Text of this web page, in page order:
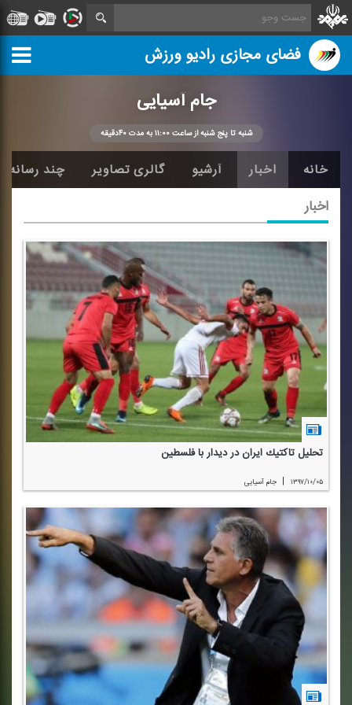
فضای مجازی رادیو ورزش
جام آسیایی
شنبه تا پنج شنبه از ساعت ۱۱:۰۰ به مدت ۴۰دقیقه
خانه اخبار آرشیو گالری تصاویر چند رسانه
اخبار
تحلیل تاكتیك ایران در دیدار با فلسطین
۱۳۹۷/۱۰/۰۵ | جام آسیایی